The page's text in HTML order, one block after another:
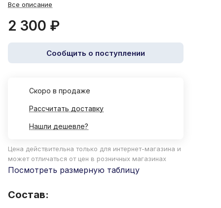
Все описание
2 300 ₽
Сообщить о поступлении
Cкоро в продаже
Рассчитать доставку
Нашли дешевле?
Цена действительна только для интернет-магазина и
может отличаться от цен в розничных магазинах
Посмотреть размерную таблицу
Состав: